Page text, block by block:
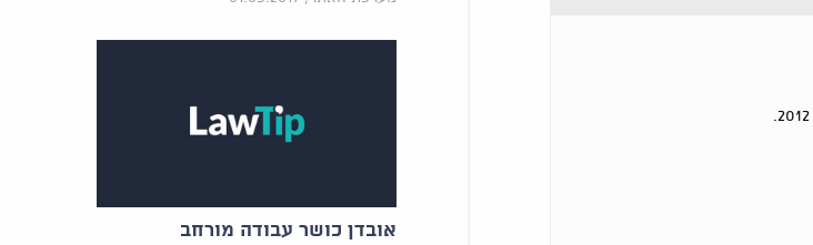
אובדן כושר עבודה מורחב